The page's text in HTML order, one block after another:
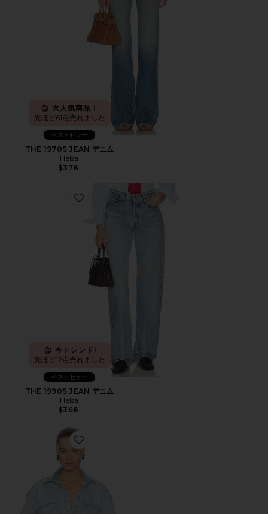
大人気商品！
先ほど61点売れました
ベストセラー
THE 1970S JEAN デニム
Helsa
$378
Favorite THE 1990S JEAN デニム
今トレンド!
先ほど12点売れました
ベストセラー
THE 1990S JEAN デニム
Helsa
$368
Favorite WASHED DENIM SHIRT シャツ